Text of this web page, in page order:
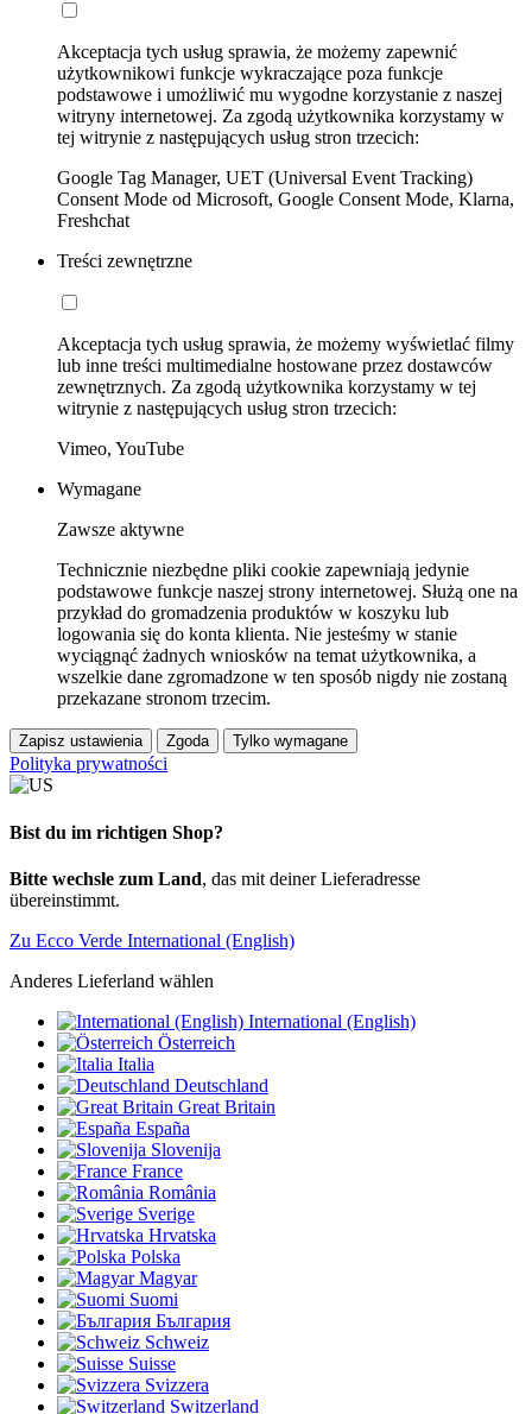
Akceptacja tych usług sprawia, że możemy zapewnić
użytkownikowi funkcje wykraczające poza funkcje
podstawowe i umożliwić mu wygodne korzystanie z naszej
witryny internetowej. Za zgodą użytkownika korzystamy w
tej witrynie z następujących usług stron trzecich:
Google Tag Manager, UET (Universal Event Tracking)
Consent Mode od Microsoft, Google Consent Mode, Klarna,
Freshchat
Treści zewnętrzne
Akceptacja tych usług sprawia, że możemy wyświetlać filmy
lub inne treści multimedialne hostowane przez dostawców
zewnętrznych. Za zgodą użytkownika korzystamy w tej
witrynie z następujących usług stron trzecich:
Vimeo, YouTube
Wymagane
Zawsze aktywne
Technicznie niezbędne pliki cookie zapewniają jedynie
podstawowe funkcje naszej strony internetowej. Służą one na
przykład do gromadzenia produktów w koszyku lub
logowania się do konta klienta. Nie jesteśmy w stanie
wyciągnąć żadnych wniosków na temat użytkownika, a
wszelkie dane zgromadzone w ten sposób nigdy nie zostaną
przekazane stronom trzecim.
Zapisz ustawienia Zgoda Tylko wymagane
Polityka prywatności
Bist du im richtigen Shop?
Bitte wechsle zum Land, das mit deiner Lieferadresse
übereinstimmt.
Zu Ecco Verde International (English)
Anderes Lieferland wählen
International (English)
Österreich
Italia
Deutschland
Great Britain
España
Slovenija
France
România
Sverige
Hrvatska
Polska
Magyar
Suomi
България
Schweiz
Suisse
Svizzera
Switzerland